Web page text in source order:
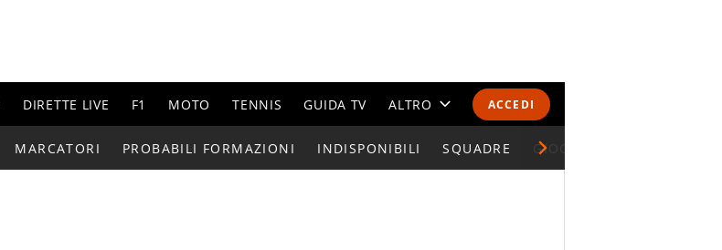
ACCEDI
DIRETTE LIVE F1 MOTO TENNIS GUIDA TV ALTRO
CALENDARI E CLASSIFICHE
MARCATORI PROBABILI FORMAZIONI INDISPONIBILI SQUADRE GIOCATORI SERIE A